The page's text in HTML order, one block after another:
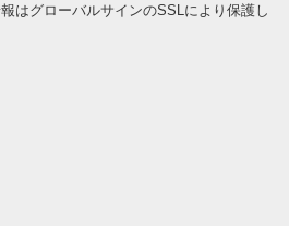
はグローバルサインのSSLにより保護し